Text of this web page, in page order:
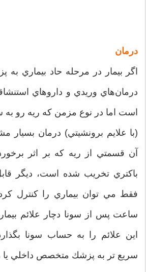
درمان
اگر بيمار در مرحله حاد بيماري به
درمان‌هاي وريدي و داروهاي
است اما در نوع مزمن كه ريه رو
(با علايم برونشيتي)‌ درمان
آن قسمتي از ريه كه بر اثر
باكتري تخريب شده است، ديگر
ساعت پس از سونا دچار علائم
اين علائم را به حساب سونا
سريع ‌تر به پزشك متخصص داخلي يا